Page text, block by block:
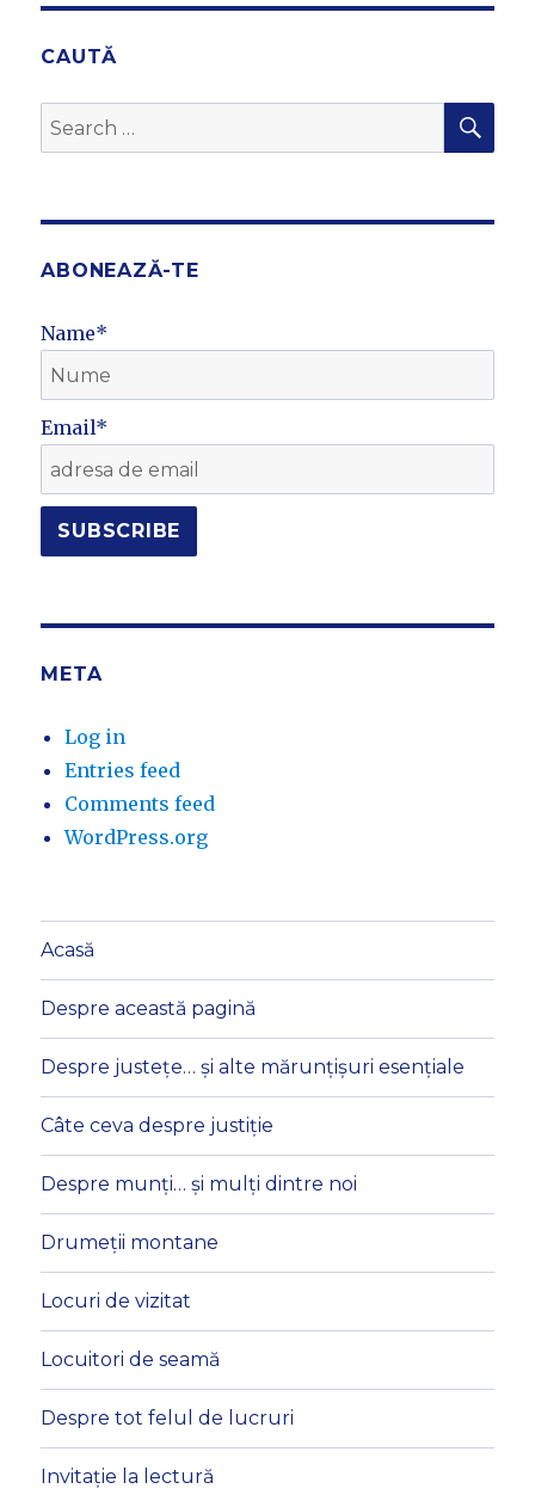
CAUTĂ
Search
for:
ABONEAZĂ-TE
Name*
Email*
META
Log in
Entries feed
Comments feed
WordPress.org
Acasă
Despre această pagină
Despre justețe… și alte mărunțișuri esențiale
Câte ceva despre justiție
Despre munți… și mulți dintre noi
Drumeții montane
Locuri de vizitat
Locuitori de seamă
Despre tot felul de lucruri
Invitație la lectură